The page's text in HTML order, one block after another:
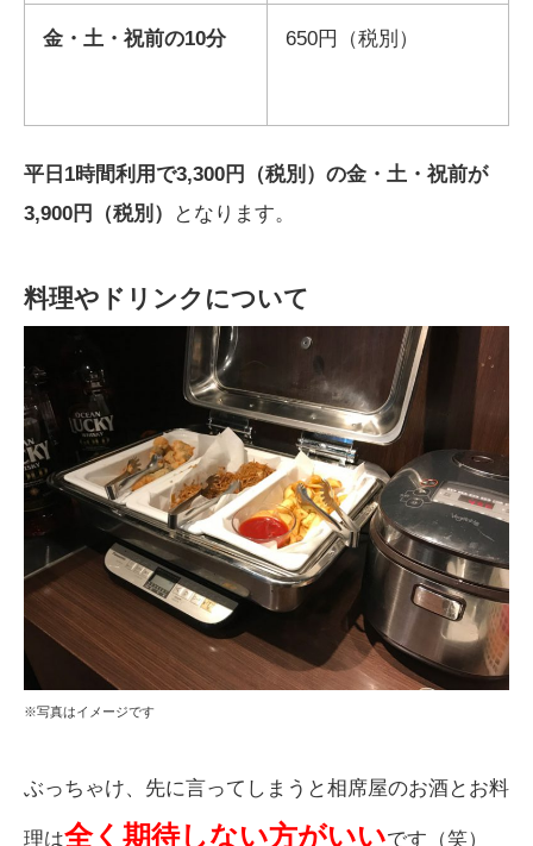
金・土・祝前の10分 650円（税別）
平日1時間利用で3,300円（税別）の金・土・祝前が
3,900円（税別）
となります。
料理やドリンクについて
※写真はイメージです
ぶっちゃけ、先に言ってしまうと相席屋のお酒とお料
理は全く期待しない方がいいです（笑）